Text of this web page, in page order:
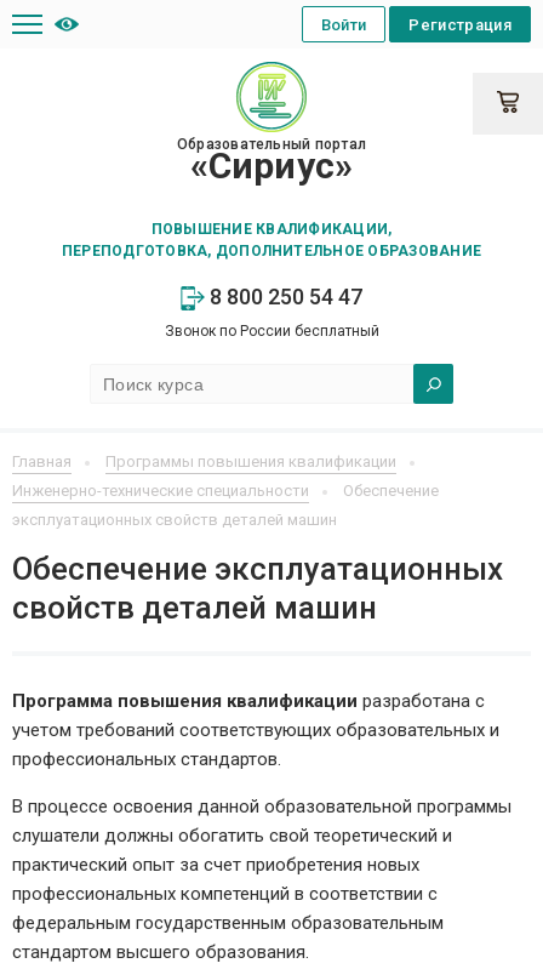
Образовательный портал
«Сириус»
ПОВЫШЕНИЕ КВАЛИФИКАЦИИ,
ПЕРЕПОДГОТОВКА, ДОПОЛНИТЕЛЬНОЕ ОБРАЗОВАНИЕ
8 800 250 54 47
Звонок по России бесплатный
Регистрация
Войти
Главная
Программы повышения квалификации
Инженерно-технические специальности
Обеспечение
эксплуатационных свойств деталей машин
Обеспечение эксплуатационных
свойств деталей машин
Программа повышения квалификации разработана с
учетом требований соответствующих образовательных и
профессиональных стандартов.
В процессе освоения данной образовательной программы
слушатели должны обогатить свой теоретический и
практический опыт за счет приобретения новых
профессиональных компетенций в соответствии с
федеральным государственным образовательным
стандартом высшего образования.